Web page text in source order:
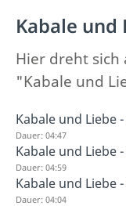
Kabale und
Hier dreht sich
"Kabale und
Kabale und Liebe
Dauer: 04:47
Kabale und Liebe
Dauer: 04:59
Kabale und Liebe
Dauer: 04:04